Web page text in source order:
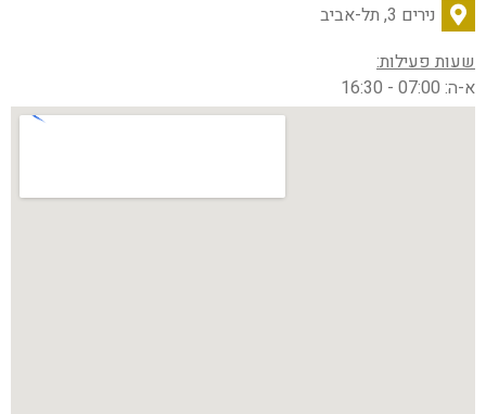
נירים 3, תל-אביב
שעות פעילות:
א-ה: 07:00 - 16:30